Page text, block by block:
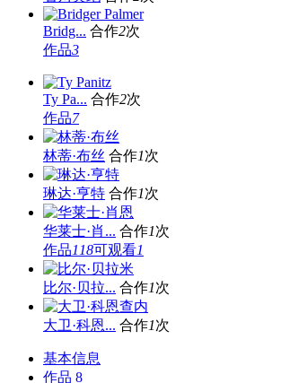
Bridg... 合作2次
作品3
Ty Pa... 合作2次
作品7
林蒂·布丝 合作1次
琳达·亨特 合作1次
华莱士·肖... 合作1次
作品118可观看1
比尔·贝拉... 合作1次
大卫·科恩... 合作1次
基本信息
作品 8